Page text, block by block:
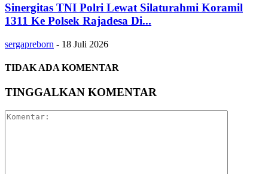
Sinergitas TNI Polri Lewat Silaturahmi Koramil
1311 Ke Polsek Rajadesa Di...
sergapreborn - 18 Juli 2026
TIDAK ADA KOMENTAR
TINGGALKAN KOMENTAR